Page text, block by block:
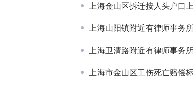
上海金山区拆迁按人头户口
上海山阳镇附近有律师事务
上海卫清路附近有律师事务
上海市金山区工伤死亡赔偿